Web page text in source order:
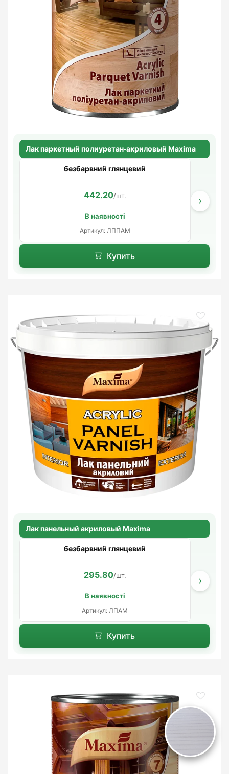
Лак паркетный полиуретан‑акриловый Maxima
безбарвний глянцевий
442.20/шт.
В наявності
Артикул: ЛППАМ
›
Купить
Лак панельный акриловый Maxima
безбарвний глянцевий
295.80/шт.
В наявності
Артикул: ЛПАМ
›
Купить